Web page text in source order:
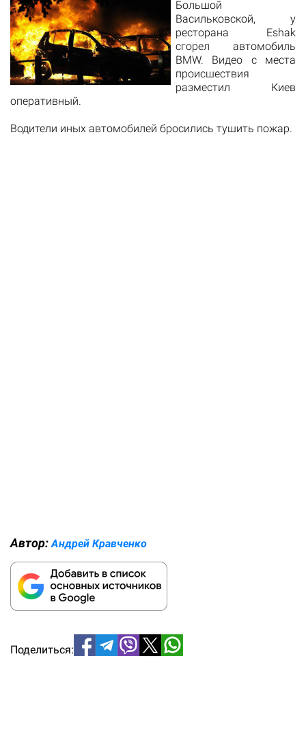
Большой
Васильковской, у
ресторана Eshak
сгорел автомобиль
BMW. Видео с места
происшествия
разместил Киев
оперативный.
Водители иных автомобилей бросились тушить пожар.
Автор: Андрей Кравченко
Поделиться: